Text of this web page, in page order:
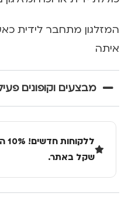
המזלגון מתחבר לידית
איתה
מבצעים וקופונים
שקל באתר.